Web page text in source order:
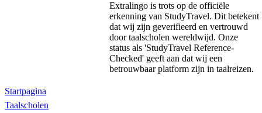
Extralingo is trots op de officiële
erkenning van StudyTravel. Dit betekent
dat wij zijn geverifieerd en vertrouwd
door taalscholen wereldwijd. Onze
status als 'StudyTravel Reference-
Checked' geeft aan dat wij een
betrouwbaar platform zijn in taalreizen.
Startpagina
Taalscholen